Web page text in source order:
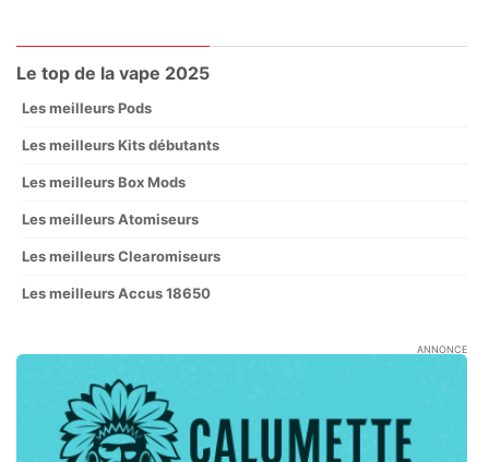
Le top de la vape 2025
Les meilleurs Pods
Les meilleurs Kits débutants
Les meilleurs Box Mods
Les meilleurs Atomiseurs
Les meilleurs Clearomiseurs
Les meilleurs Accus 18650
ANNONCE